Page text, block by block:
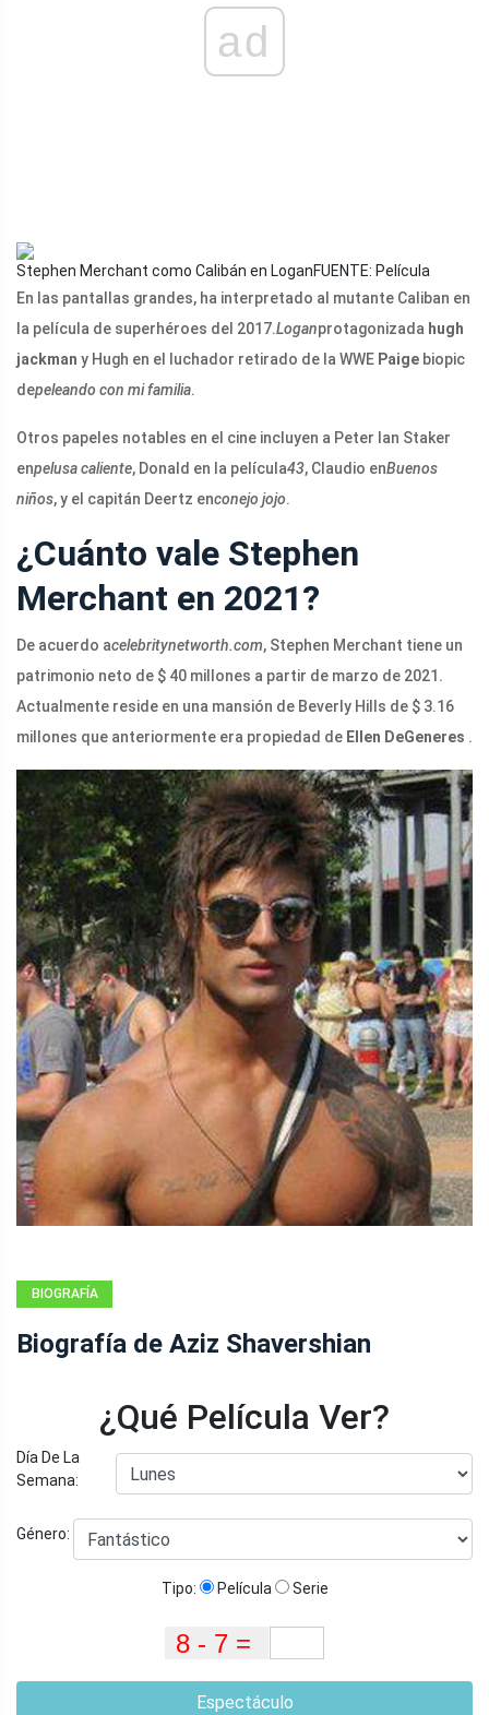
ad
Stephen Merchant como Calibán en LoganFUENTE: Película
En las pantallas grandes, ha interpretado al mutante Caliban en
la película de superhéroes del 2017.Loganprotagonizada hugh
jackman y Hugh en el luchador retirado de la WWE Paige biopic
depeleando con mi familia.
Otros papeles notables en el cine incluyen a Peter Ian Staker
enpelusa caliente, Donald en la película43, Claudio enBuenos
niños, y el capitán Deertz enconejo jojo.
¿Cuánto vale Stephen
Merchant en 2021?
De acuerdo acelebritynetworth.com, Stephen Merchant tiene un
patrimonio neto de $ 40 millones a partir de marzo de 2021.
Actualmente reside en una mansión de Beverly Hills de $ 3.16
millones que anteriormente era propiedad de Ellen DeGeneres .
BIOGRAFÍA
Biografía de Aziz Shavershian
¿Qué Película Ver?
Día De La
Semana:
Género:
Tipo: Película Serie
Espectáculo